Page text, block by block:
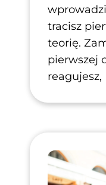
tracisz
teorię.
pierwszej
reagujesz,